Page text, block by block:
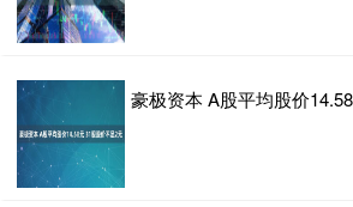
豪极资本 A股平均股价